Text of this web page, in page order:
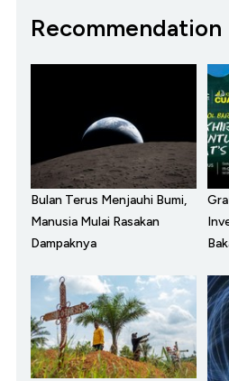
Recommendation
Bulan Terus Menjauhi Bumi,
Manusia Mulai Rasakan
Dampaknya